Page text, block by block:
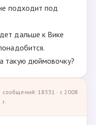
подходит под
дальше к Вике
такую дюймовочку?
сообщений: 18331 · с 2008
г.